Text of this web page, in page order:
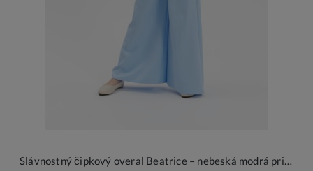
Slávnostný čipkový overal Beatrice – nebeská modrá princezná